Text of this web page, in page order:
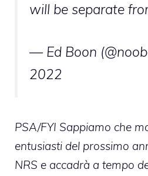
will be separate
— Ed Boon
2022
PSA/FYI Sappiamo che
entusiasti del prossimo
NRS e accadrà a tempo